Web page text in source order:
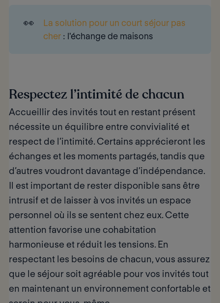
👀
La solution pour un court séjour pas
cher: l'échange de maisons
Respectez l’intimité de chacun
Accueillir des invités tout en restant présent
nécessite un équilibre entre convivialité et
respect de l’intimité.Certains apprécieront les
échanges et les moments partagés, tandis que
d’autres voudront davantage d’indépendance.
Il est important de rester disponible sans être
intrusif et de laisser à vos invités un espace
personnel où ils se sentent chez eux. Cette
attention favorise une cohabitation
harmonieuse et réduit les tensions. En
respectant les besoins de chacun, vous assurez
que le séjour soit agréable pour vos invités tout
en maintenant un environnement confortable et